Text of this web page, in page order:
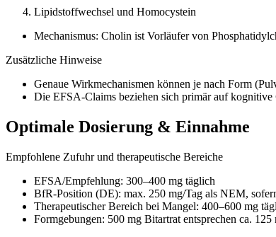
Lipidstoffwechsel und Homocystein
Mechanismus: Cholin ist Vorläufer von
Zusätzliche Hinweise
Genaue Wirkmechanismen können je nach Form
Die EFSA-Claims beziehen sich primär auf kognitive
Optimale Dosierung & Einnahme
Empfohlene Zufuhr und therapeutische Bereiche
EFSA/Empfehlung: 300–400 mg täglich
BfR-Position (DE): max. 250 mg/Tag als NEM,
Therapeutischer Bereich bei Mangel: 400–600 mg
Formgebungen: 500 mg Bitartrat entsprechen ca.